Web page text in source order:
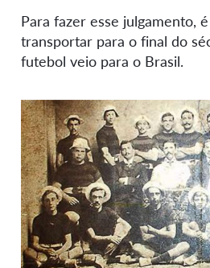
Para fazer esse julgamento,
transportar para o final do
futebol veio para o Brasil.